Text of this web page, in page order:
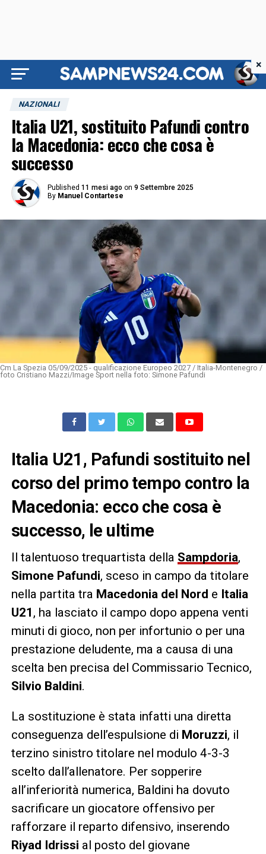
NAZIONALI
Italia U21, sostituito Pafundi contro
la Macedonia: ecco che cosa è
successo
Published 11 mesi ago on 9 Settembre 2025
By Manuel Contartese
Cm La Spezia 05/09/2025 - qualificazione Europeo 2027 / Italia-Montenegro /
foto Cristiano Mazzi/Image Sport nella foto: Simone Pafundi
Italia U21, Pafundi sostituito nel
corso del primo tempo contro la
Macedonia: ecco che cosa è
successo, le ultime
Il talentuoso trequartista della Sampdoria,
Simone Pafundi, sceso in campo da titolare
nella partita tra Macedonia del Nord e Italia
U21 , ha lasciato il campo dopo appena venti
minuti di gioco, non per infortunio o per una
prestazione deludente, ma a causa di una
scelta ben precisa del Commissario Tecnico,
Silvio Baldini.
La sostituzione è stata infatti una diretta
conseguenza dell’espulsione di Moruzzi, il
terzino sinistro titolare nel modulo 4-3-3
scelto dall’allenatore. Per sopperire
all’inferiorità numerica, Baldini ha dovuto
sacrificare un giocatore offensivo per
rafforzare il reparto difensivo, inserendo
Riyad Idrissi al posto del giovane
×